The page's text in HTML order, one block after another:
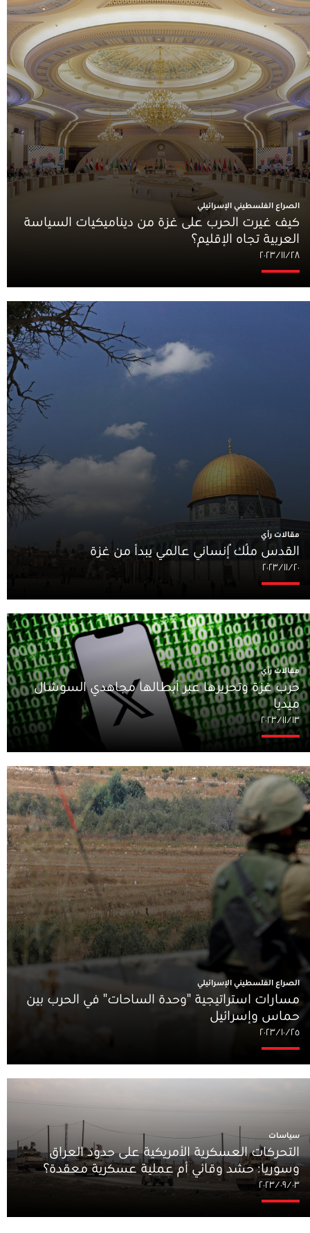
الصراع الفلسطيني الإسرائيلي
كيف غيرت الحرب على غزة من ديناميكيات السياسة
العربية تجاه الإقليم؟
٢٨‏/١١‏/٢٠٢٣
مقالات رأي
القدس مُلكٌ إنساني عالمي يبدأ من غزة
٢٠‏/١١‏/٢٠٢٣
مقالات رأي
حرب غزة وتحريرها عبر أبطالها مجاهدي السوشال
ميديا
١٣‏/١١‏/٢٠٢٣
الصراع الفلسطيني الإسرائيلي
مسارات استراتيجية "وحدة الساحات" في الحرب بين
حماس وإسرائيل
٢٥‏/١٠‏/٢٠٢٣
سياسات
التحركات العسكرية الأمريكية على حدود العراق
وسوريا: حشد وقائي أم عملية عسكرية معقدة؟
٠٣‏/٠٩‏/٢٠٢٣